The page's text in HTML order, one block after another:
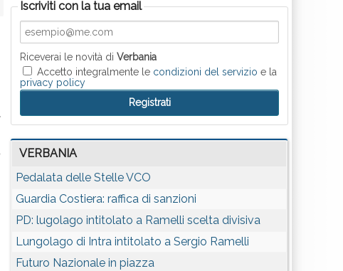
Iscriviti con la tua email
Riceverai le novità diVerbania
Accetto integralmente le condizioni del servizio e la
privacy policy
VERBANIA
Pedalata delle Stelle VCO
Guardia Costiera: raffica di sanzioni
PD: lugolago intitolato a Ramelli scelta divisiva
Lungolago di Intra intitolato a Sergio Ramelli
Futuro Nazionale in piazza